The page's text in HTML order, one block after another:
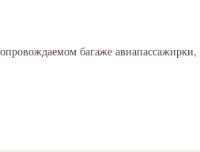
багаже авиапассажирки,